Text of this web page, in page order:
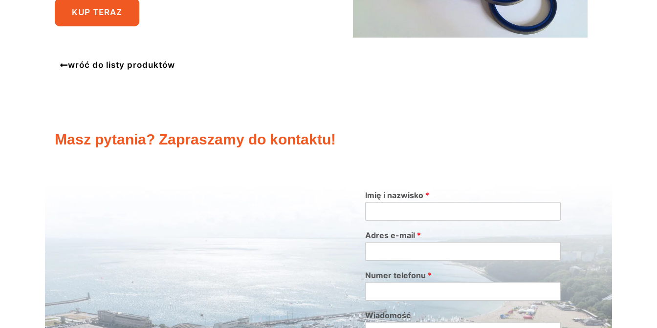
KUP TERAZ
wróć do listy produktów
Masz pytania? Zapraszamy do kontaktu!
Imię i nazwisko *
Adres e-mail *
Numer telefonu *
Wiadomość